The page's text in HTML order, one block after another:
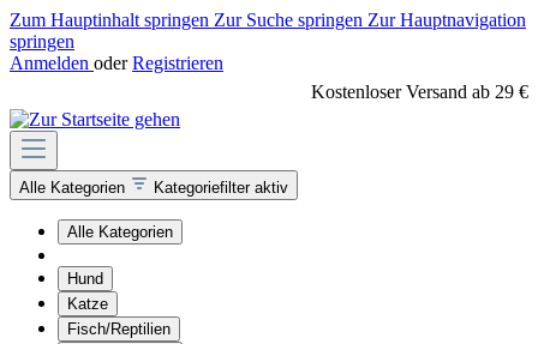
Zum Hauptinhalt springen Zur Suche springen Zur Hauptnavigation
springen
Anmelden oder Registrieren
Kostenloser Versand ab 29 €
Alle Kategorien Kategoriefilter aktiv
Alle Kategorien
Hund
Katze
Fisch/Reptilien